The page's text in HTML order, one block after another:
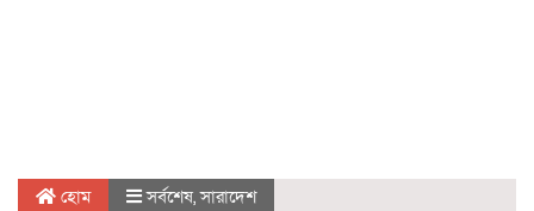
হোম সর্বশেষ,সারাদেশ